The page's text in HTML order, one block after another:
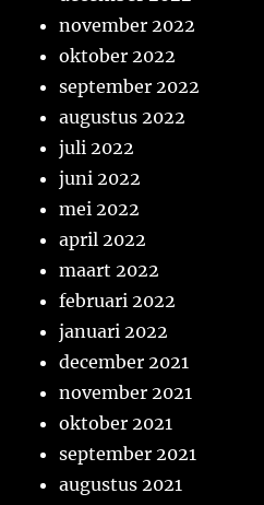
november 2022
oktober 2022
september 2022
augustus 2022
juli 2022
juni 2022
mei 2022
april 2022
maart 2022
februari 2022
januari 2022
december 2021
november 2021
oktober 2021
september 2021
augustus 2021